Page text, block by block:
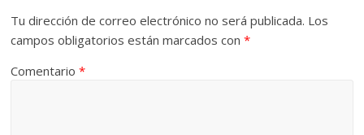
Tu dirección de correo electrónico no será publicada. Los
campos obligatorios están marcados con*
Comentario*